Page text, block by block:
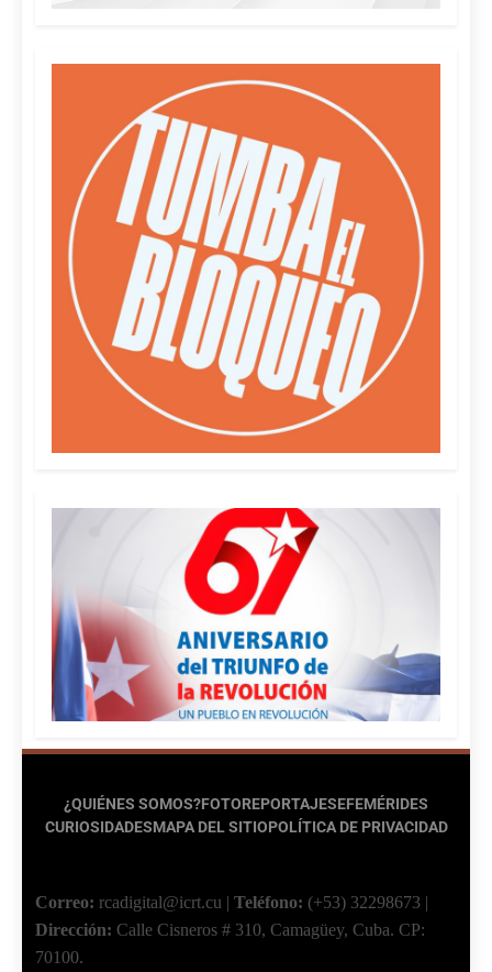
¿QUIÉNES SOMOS?FOTOREPORTAJESEFEMÉRIDES
CURIOSIDADESMAPA DEL SITIOPOLÍTICA DE PRIVACIDAD
Correo: rcadigital@icrt.cu Teléfono: (+53) 32298673
Dirección: Calle Cisneros # 310, Camagüey, Cuba. CP:
70100.